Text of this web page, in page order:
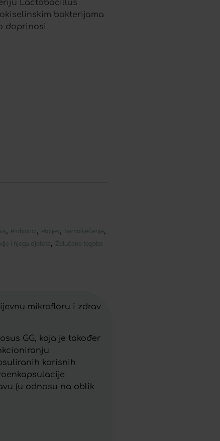
Lactobacillus
bakterijama
doprinosi
, Probiotici, Proljev, Samoliječenje,
i njega djeteta, Želučane tegobe
mikrofloru i zdrav
GG, koja je također
korisnih
(u odnosu na oblik